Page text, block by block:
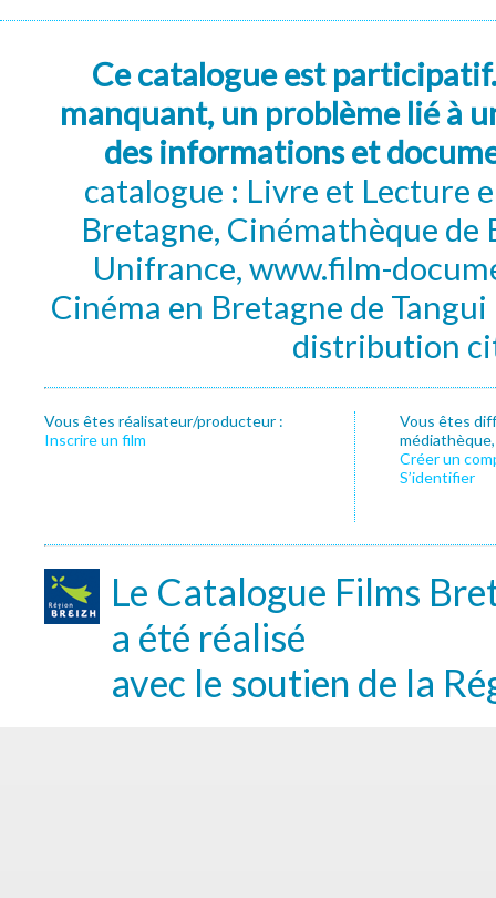
Ce catalogue est
manquant, un problème lié à
des informations et
catalogue : Livre et Lecture
Bretagne, Cinémathèque de
Unifrance, www.film-
Cinéma en Bretagne de
distribution
Vous êtes réalisateur/producteur :
Inscrire un film
Vous êtes
Créer un
S’identifier
Le Catalogue Films
a été réalisé
avec le soutien de la